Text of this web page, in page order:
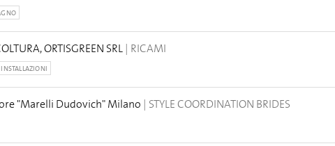
ORTISGREEN SRL | RICAMI
INSTALLAZIONI
"Marelli Dudovich" Milano | STYLE COORDINATION BRIDES